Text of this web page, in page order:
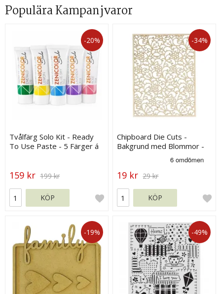
Populära Kampanjvaror
-20%
Tvålfärg Solo Kit - Ready
To Use Paste - 5 Färger á
159 kr 199 kr
KÖP
-34%
Chipboard Die Cuts -
Bakgrund med Blommor -
19 kr 29 kr
KÖP
-19% -49%